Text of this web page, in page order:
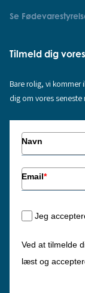
Se
Tilmeld dig
Bare rolig, vi kommer
dig om vores seneste
Navn
Email*
Jeg
Ved at tilmelde
læst og